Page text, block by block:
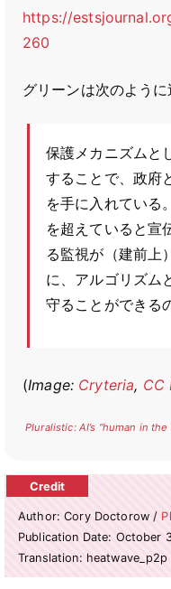
https://
260
グリーンは次のように
保護メカニズムと
することで、政府
を手に入れている
を超えていると宣
る監視が（建前上
に、アルゴリズム
守ることができる
(Image: Cryteria, CC
Pluralistic: AI’s “human in
Author: Cory Doctorow /
Publication Date: October
Translation: heatwave_p2p